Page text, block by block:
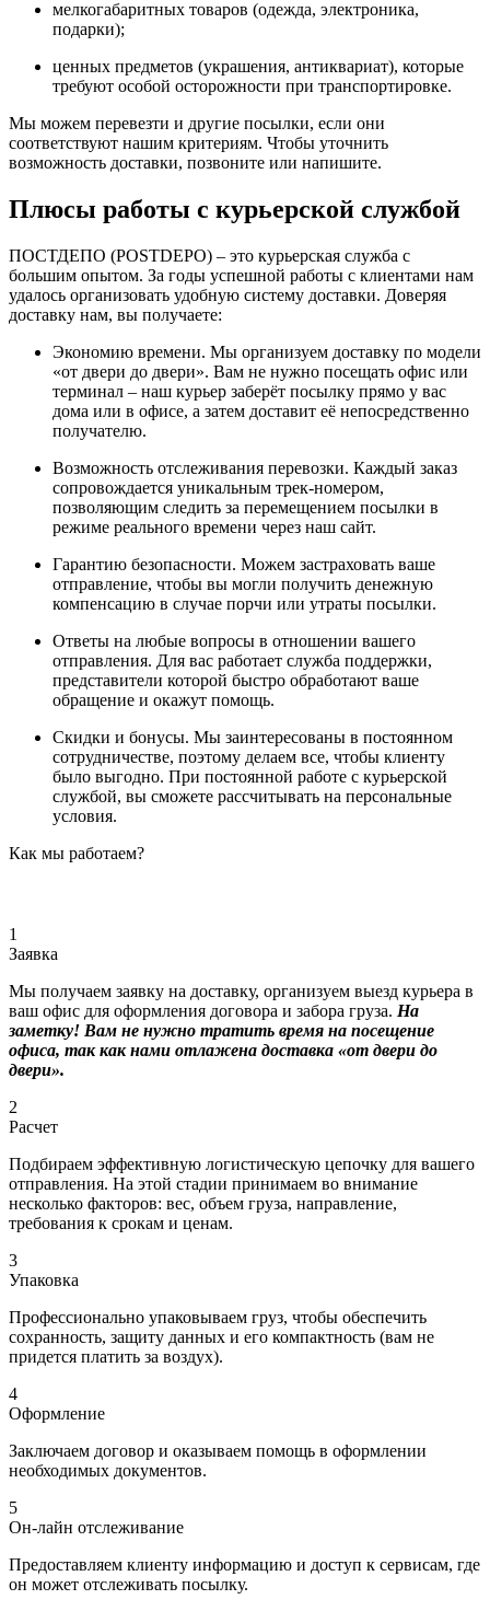
мелкогабаритных товаров (одежда, электроника,
подарки);
ценных предметов (украшения, антиквариат), которые
требуют особой осторожности при транспортировке.
Мы можем перевезти и другие посылки, если они
соответствуют нашим критериям. Чтобы уточнить
возможность доставки, позвоните или напишите.
Плюсы работы с курьерской службой
ПОСТДЕПО (POSTDEPO) – это курьерская служба с
большим опытом. За годы успешной работы с клиентами нам
удалось организовать удобную систему доставки. Доверяя
доставку нам, вы получаете:
Экономию времени. Мы организуем доставку по модели
«от двери до двери». Вам не нужно посещать офис или
терминал – наш курьер заберёт посылку прямо у вас
дома или в офисе, а затем доставит её непосредственно
получателю.
Возможность отслеживания перевозки. Каждый заказ
сопровождается уникальным трек-номером,
позволяющим следить за перемещением посылки в
режиме реального времени через наш сайт.
Гарантию безопасности. Можем застраховать ваше
отправление, чтобы вы могли получить денежную
компенсацию в случае порчи или утраты посылки.
Ответы на любые вопросы в отношении вашего
отправления. Для вас работает служба поддержки,
представители которой быстро обработают ваше
обращение и окажут помощь.
Скидки и бонусы. Мы заинтересованы в постоянном
сотрудничестве, поэтому делаем все, чтобы клиенту
было выгодно. При постоянной работе с курьерской
службой, вы сможете рассчитывать на персональные
условия.
Как мы работаем?
1
Заявка
Мы получаем заявку на доставку, организуем выезд курьера в
ваш офис для оформления договора и забора груза. На
заметку! Вам не нужно тратить время на посещение
офиса, так как нами отлажена доставка «от двери до
двери».
2
Расчет
Подбираем эффективную логистическую цепочку для вашего
отправления. На этой стадии принимаем во внимание
несколько факторов: вес, объем груза, направление,
требования к срокам и ценам.
3
Упаковка
Профессионально упаковываем груз, чтобы обеспечить
сохранность, защиту данных и его компактность (вам не
придется платить за воздух).
4
Оформление
Заключаем договор и оказываем помощь в оформлении
необходимых документов.
5
Он-лайн отслеживание
Предоставляем клиенту информацию и доступ к сервисам, где
он может отслеживать посылку.